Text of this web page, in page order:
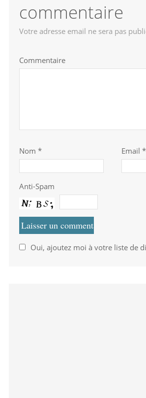
commentaire
Votre adresse email ne sera pas
Commentaire
Nom * Email *
Anti-Spam
Oui, ajoutez moi à votre liste de